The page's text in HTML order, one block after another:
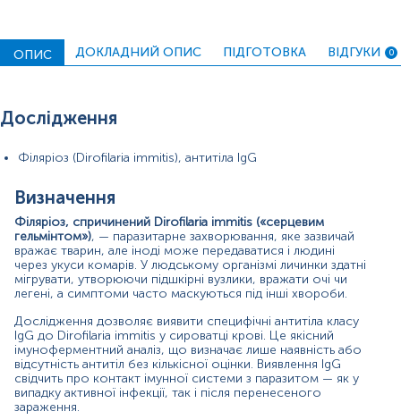
сторонніх утворень в оці.
Виявлення утворень у легенях на рентгені чи КТ,
Історія укусів комарів у зонах ризику.
Диференціальна діагностика алергічних чи
Передопераційне обстеження при вузлових
Профілактичний скринінг серед осіб із груп
ризику — ветеринарів, кінологів, працівників
притулків для тварин.
Епідеміологічний моніторинг у регіонах, де
реєструються випадки філяріозу серед тварин.
Значення результатів:
свідчить про наявність
антитіл IgG до Dirofilaria immitis, що може
вказувати на перенесену або поточну інфекцію.
Це не підтверджує активне зараження, але
потребує подальшого обстеження, особливо
при наявності симптомів.
Негативний результат:
ОПИС ДОКЛАДНИЙ ОПИС ПІДГОТОВКА ВІДГУКИ 0
Дослідження
Філяріоз (Dirofilaria immitis), антитіла IgG
Визначення
Філяріоз, спричинений Dirofilaria immitis («серцевим
гельмінтом»), — паразитарне захворювання, яке зазвичай
вражає тварин, але іноді може передаватися і людині
через укуси комарів. У людському організмі личинки здатні
мігрувати, утворюючи підшкірні вузлики, вражати очі чи
легені, а симптоми часто маскуються під інші хвороби.
Дослідження дозволяє виявити специфічні антитіла класу
IgG до Dirofilaria immitis у сироватці крові. Це якісний
імуноферментний аналіз, що визначає лише наявність або
відсутність антитіл без кількісної оцінки. Виявлення IgG
свідчить про контакт імунної системи з паразитом — як у
випадку активної інфекції, так і після перенесеного
зараження.